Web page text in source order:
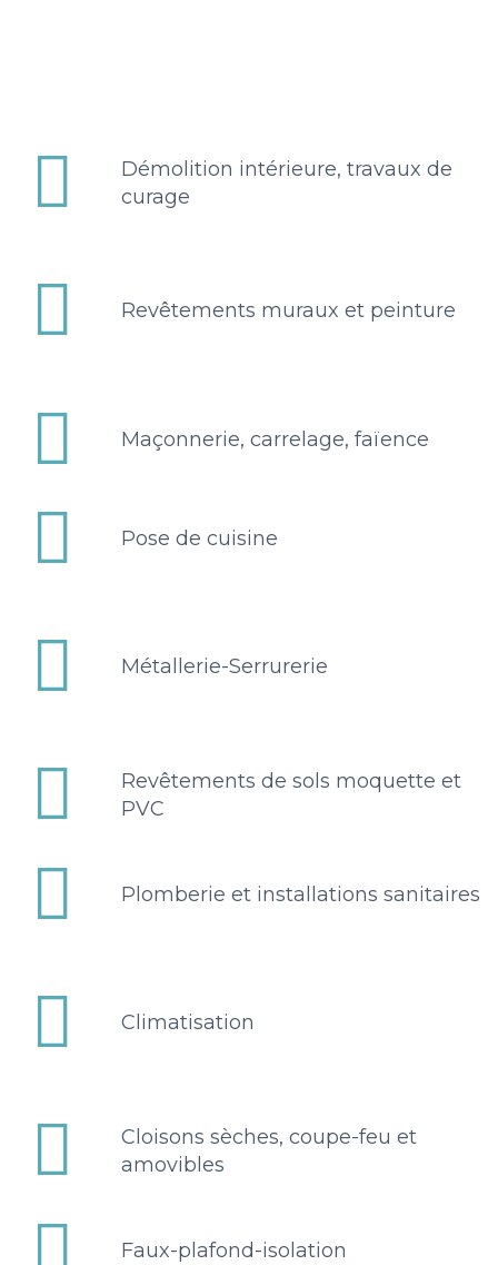


Démolition intérieure, travaux de
curage

 Revêtements muraux et peinture

 Maçonnerie, carrelage, faïence

 Pose de cuisine

 Métallerie-Serrurerie


Revêtements de sols moquette et
PVC

 Plomberie et installations sanitaires

 Climatisation


Cloisons sèches, coupe-feu et
amovibles
Faux-plafond-isolation